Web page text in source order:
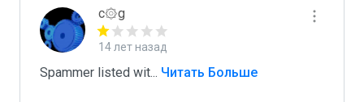
c۞g
14 лет назад
Spammer listed wit... Читать Больше